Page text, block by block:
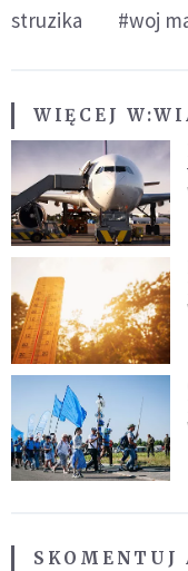
struzika
#woj
WIĘCEJ W:
SKOMENTUJ